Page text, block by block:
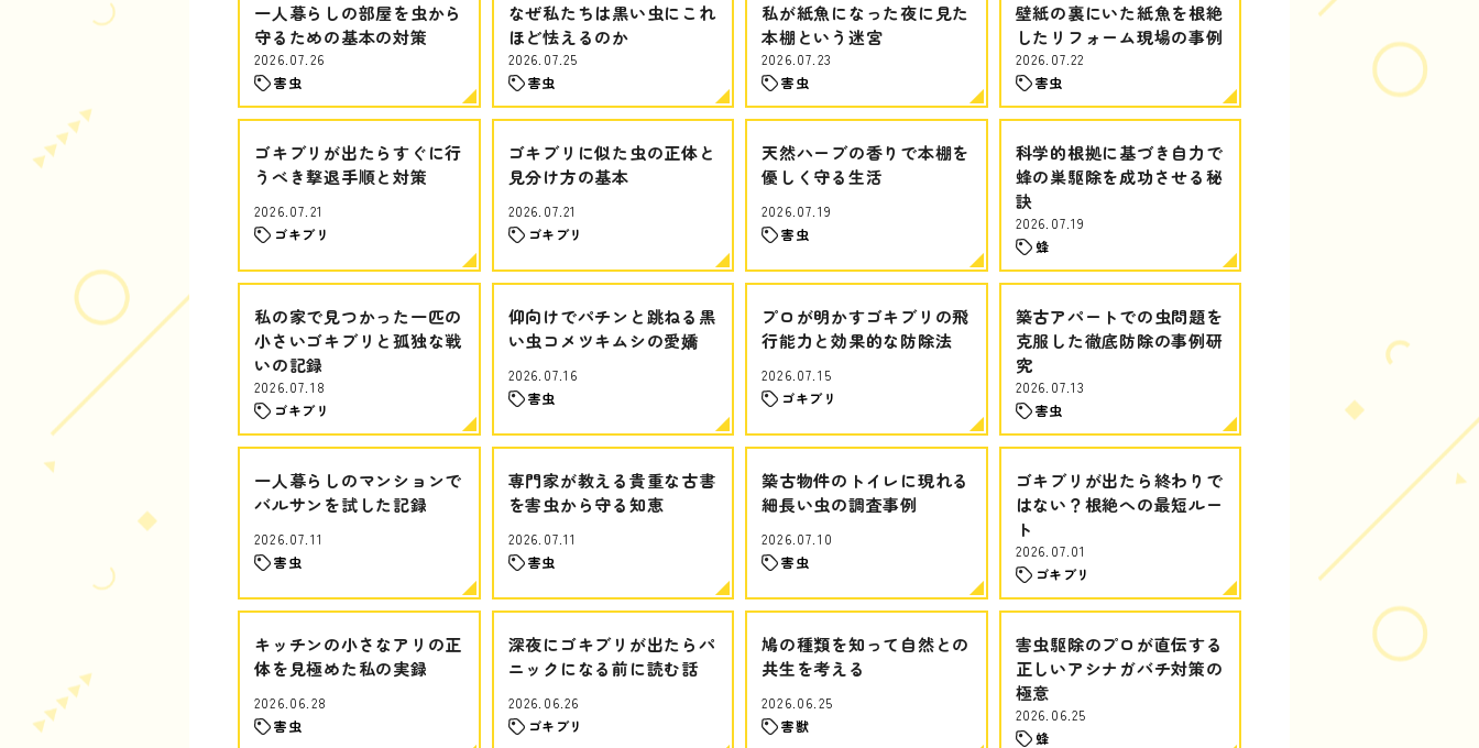
一人暮らしの部屋を虫から
守るための基本の対策
2026.07.26
害虫
なぜ私たちは黒い虫にこれ
ほど怯えるのか
2026.07.25
害虫
私が紙魚になった夜に見た
本棚という迷宮
2026.07.23
害虫
壁紙の裏にいた紙魚を根絶
したリフォーム現場の事例
2026.07.22
害虫
ゴキブリが出たらすぐに行
うべき撃退手順と対策
2026.07.21
ゴキブリ
ゴキブリに似た虫の正体と
見分け方の基本
2026.07.21
ゴキブリ
天然ハーブの香りで本棚を
優しく守る生活
2026.07.19
害虫
科学的根拠に基づき自力で
蜂の巣駆除を成功させる秘
訣
2026.07.19
蜂
私の家で見つかった一匹の
小さいゴキブリと孤独な戦
いの記録
2026.07.18
ゴキブリ
仰向けでパチンと跳ねる黒
い虫コメツキムシの愛嬌
2026.07.16
害虫
プロが明かすゴキブリの飛
行能力と効果的な防除法
2026.07.15
ゴキブリ
築古アパートでの虫問題を
克服した徹底防除の事例研
究
2026.07.13
害虫
一人暮らしのマンションで
バルサンを試した記録
2026.07.11
害虫
専門家が教える貴重な古書
を害虫から守る知恵
2026.07.11
害虫
築古物件のトイレに現れる
細長い虫の調査事例
2026.07.10
害虫
ゴキブリが出たら終わりで
はない？根絶への最短ルー
ト
2026.07.01
ゴキブリ
キッチンの小さなアリの正
体を見極めた私の実録
2026.06.28
害虫
深夜にゴキブリが出たらパ
ニックになる前に読む話
2026.06.26
ゴキブリ
鳩の種類を知って自然との
共生を考える
2026.06.25
害獣
害虫駆除のプロが直伝する
正しいアシナガバチ対策の
極意
2026.06.25
蜂